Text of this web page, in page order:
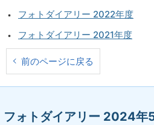
フォトダイアリー 2022年度
フォトダイアリー 2021年度
前のページに戻る
フォトダイアリー 2024年
開